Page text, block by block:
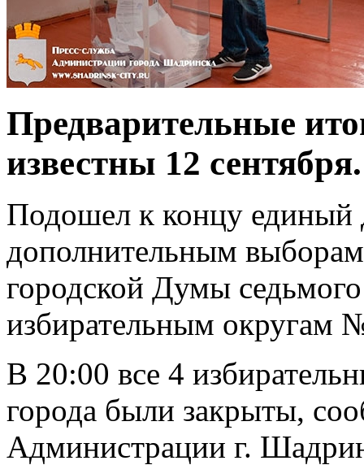
Предварительные
известны 12 сентября.
Подошел к концу единый
дополнительным
городской Думы
избирательным
В 20:00 все 4
города были закрыты,
Администрации г.